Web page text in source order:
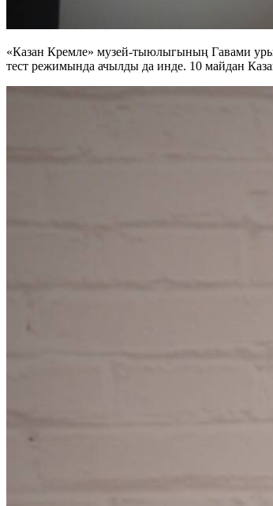
«Казан Кремле» музей-тыюлыгының Гавами
тест режимында ачылды да инде. 10 майдан